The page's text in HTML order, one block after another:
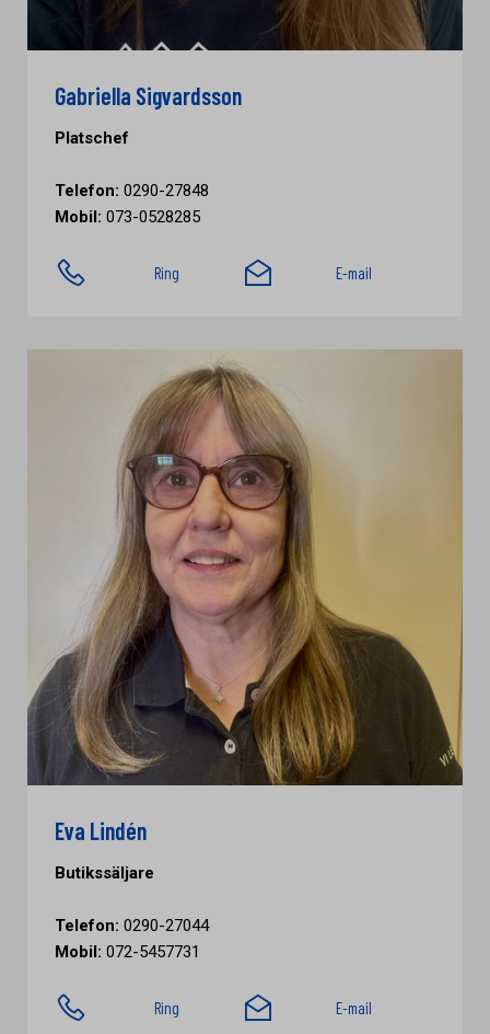
Gabriella Sigvardsson
Platschef
Telefon: 0290-27848
Mobil: 073-0528285
Ring E-mail
Eva Lindén
Butikssäljare
Telefon: 0290-27044
Mobil: 072-5457731
Ring E-mail